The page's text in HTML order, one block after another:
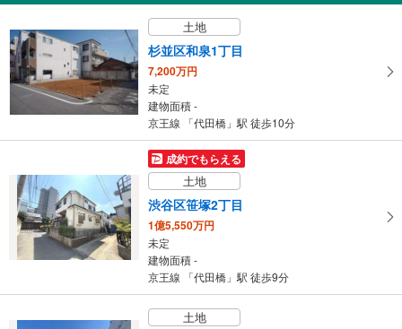
建物面積 132.33m
京王線 「代田橋」駅 徒歩12分
土地
杉並区和泉1丁目
7,200万円
未定
建物面積 -
京王線 「代田橋」駅 徒歩10分
成約でもらえる
土地
渋谷区笹塚2丁目
1億5,550万円
未定
建物面積 -
京王線 「代田橋」駅 徒歩9分
土地